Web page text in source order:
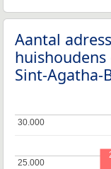
Aantal
Sint-Agatha-
25.000
25.000
30.000
30.000